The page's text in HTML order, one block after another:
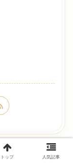
トップ 人気記事